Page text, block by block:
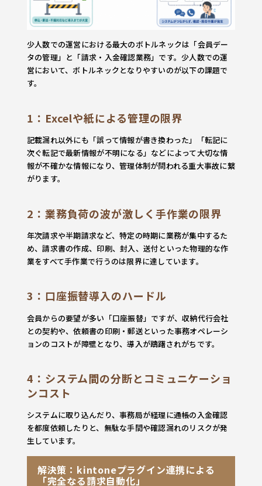
少人数での運営における最大のボトルネックは「会員デー
タの管理」と「請求・入金確認業務」です。少人数での運
営において、ボトルネックとなりやすいのが以下の課題で
す。
1：Excelや紙による管理の限界
記載漏れ以外にも「誤って情報が書き換わった」「転記に
次ぐ転記で最新情報が不明になる」などによって大切な情
報が不確かな情報になり、管理体制が問われる重大事故に繋
がります。
2：業務負荷の波が激しく手作業の限界
年次請求や半期請求など、特定の時期に業務が集中するた
め、請求書の作成、印刷、封入、送付といった物理的な作
業をすべて手作業で行うのは限界に達しています。
3：口座振替導入のハードル
会員からの要望が多い「口座振替」ですが、収納代行会社
との契約や、依頼書の印刷・郵送といった事務オペレーシ
ョンのコストが障壁となり、導入が躊躇されがちです。
4：システム間の分断とコミュニケーショ
ンコスト
システムに取り込んだり、事務局が経理に通帳の入金確認
を都度依頼したりと、無駄な手間や確認漏れのリスクが発
生しています。
解決策：kintoneプラグイン連携による
「完全なる請求自動化」